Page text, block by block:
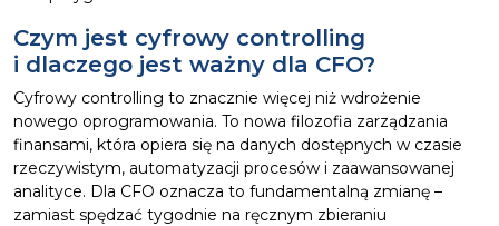
Czym jest cyfrowy controlling
i dlaczego jest ważny dla CFO?
Cyfrowy controlling to znacznie więcej niż wdrożenie
nowego oprogramowania. To nowa filozofia zarządzania
finansami, która opiera się na danych dostępnych w czasie
rzeczywistym, automatyzacji procesów i zaawansowanej
analityce. Dla CFO oznacza to fundamentalną zmianę –
zamiast spędzać tygodnie na ręcznym zbieraniu